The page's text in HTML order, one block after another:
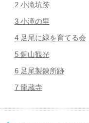
2 小滝坑跡
3 小滝の里
4 足尾に緑を育てる会
5 銅山観光
6 足尾製錬所跡
7 龍蔵寺